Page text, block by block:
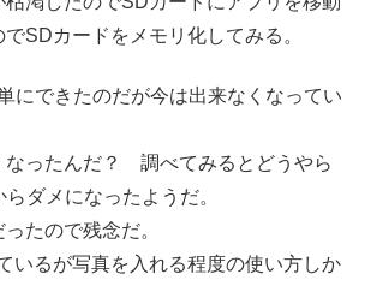
SDカードをメモリ化してみる。
にできたのだが今は出来なくなってい
なったんだ？ 調べてみるとどうやら
ダメになったようだ。
たので残念だ。
いるが写真を入れる程度の使い方しか